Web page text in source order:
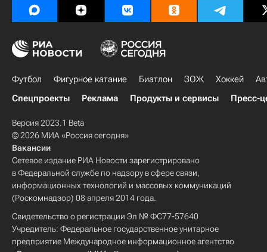
Футбол Фигурное катание Биатлон ЗОЖ Хоккей
Спецпроекты
Реклама Продукты и сервисы Пресс-
Версия 2023.1 Beta
© 2026 МИА «Россия сегодня»
Вакансии
Сетевое издание РИА Новости зарегистрировано
в Федеральной службе по надзору в сфере связи,
информационных технологий и массовых коммуникаций
(Роскомнадзор) 08 апреля 2014 года.
Свидетельство о регистрации Эл № ФС77-57640
Учредитель: Федеральное государственное унитарное
предприятие Международное информационное агентство